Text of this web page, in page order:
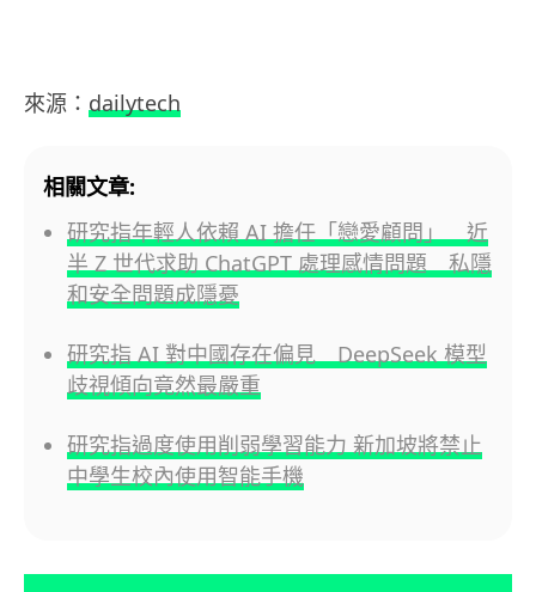
來源： dailytech
相關文章:
研究指年輕人依賴 AI 擔任「戀愛顧問」 近
半 Z 世代求助 ChatGPT 處理感情問題 私隱
和安全問題成隱憂
研究指 AI 對中國存在偏見 DeepSeek 模型
歧視傾向竟然最嚴重
研究指過度使用削弱學習能力 新加坡將禁止
中學生校內使用智能手機